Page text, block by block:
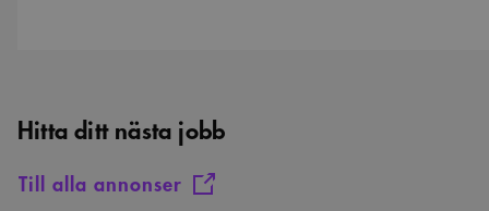
Hitta ditt nästa jobb
Till alla annonser